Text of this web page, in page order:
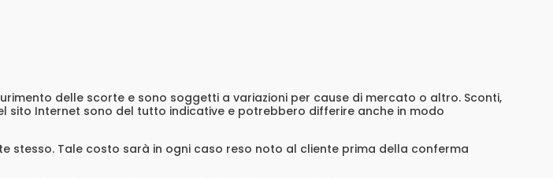
delle scorte e sono soggetti a variazioni per cause di mercato o altro. Sconti,
sito Internet sono del tutto indicative e potrebbero differire anche in modo
stesso. Tale costo sarà in ogni caso reso noto al cliente prima della conferma